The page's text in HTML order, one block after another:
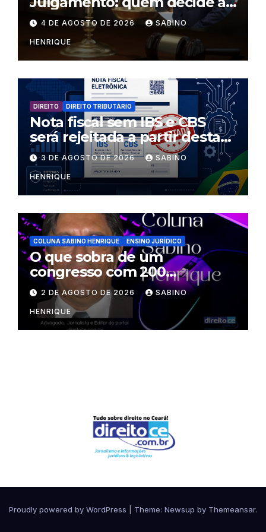
regras dentro dos templos?
4 DE AGOSTO DE 2026 SABINO
HENRIQUE
DIREITO DIREITO TRIBUTÁRIO
Nota fiscal sem IBS e CBS
será rejeitada a partir desta
segunda-feira
3 DE AGOSTO DE 2026 SABINO
HENRIQUE
COLUNA SABINO HENRIQUE ENSINO JURÍDICO
O que sobra de um
congresso com 200
palestrantes?
2 DE AGOSTO DE 2026 SABINO
HENRIQUE
Proudly powered by WordPress Theme: Newsup by Themeansar.